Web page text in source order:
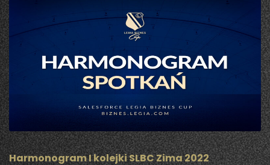
Harmonogram I kolejki SLBC Zima 2022